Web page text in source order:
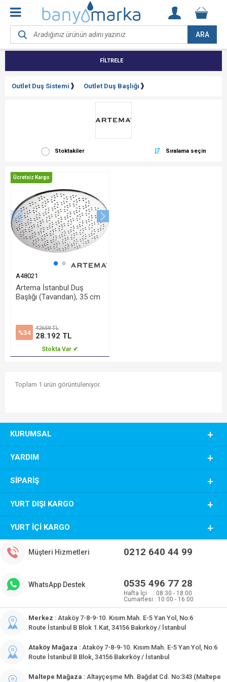
ARA
FİLTRELE
Outlet Duş Sistemi Outlet Duş Başlığı
Stoktakiler Sıralama seçin
Ücretsiz Kargo
A48021
Artema İstanbul Duş
Başlığı (Tavandan), 35 cm
%34
42659 TL
28.192 TL
Stokta Var ✔
Toplam 1 ürün görüntüleniyor.
KURUMSAL
YARDIM
SIPARIŞ
YURT DIŞI KARGO
YURT İÇI KARGO
Müşteri Hizmetleri 0212 640 44 99
WhatsApp Destek 0535 496 77 28
Hafta İçi : 08:30 - 18:00
Cumartesi : 10:00 - 16:00
Merkez : Ataköy 7-8-9-10. Kısım Mah. E-5 Yan Yol, No:6
Route İstanbul B Blok 1.Kat, 34156 Bakırköy / İstanbul
Ataköy Mağaza : Ataköy 7-8-9-10. Kısım Mah. E-5 Yan Yol, No:6
Route İstanbul B Blok, 34156 Bakırköy / İstanbul
Maltepe Mağaza : Altayçeşme Mh. Bağdat Cd. No:343 (Maltepe